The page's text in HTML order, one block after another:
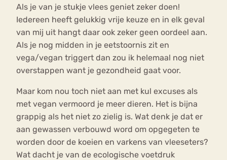
Als je van je stukje vlees geniet zeker doen!
Iedereen heeft gelukkig vrije keuze en in elk geval
van mij uit hangt daar ook zeker geen oordeel aan.
Als je nog midden in je eetstoornis zit en
vega/vegan triggert dan zou ik helemaal nog niet
overstappen want je gezondheid gaat voor.
Maar kom nou toch niet aan met kul excuses als
met vegan vermoord je meer dieren. Het is bijna
grappig als het niet zo zielig is. Wat denk je dat er
aan gewassen verbouwd word om opgegeten te
worden door de koeien en varkens van vleeseters?
Wat dacht je van de ecologische voetdruk